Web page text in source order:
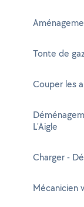
Tonte de
Couper les
L'Aigle
Charger -
Mécanicien